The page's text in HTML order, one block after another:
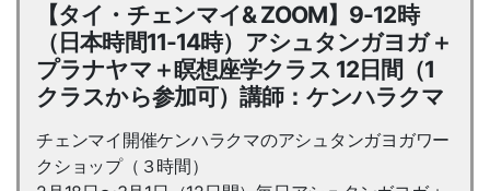
【タイ・チェンマイ& ZOOM】9-12時
（日本時間11-14時）アシュタンガヨガ＋
プラナヤマ＋瞑想座学クラス 12日間（1
クラスから参加可）講師：ケンハラクマ
チェンマイ開催ケンハラクマのアシュタンガヨガワー
クショップ（３時間）